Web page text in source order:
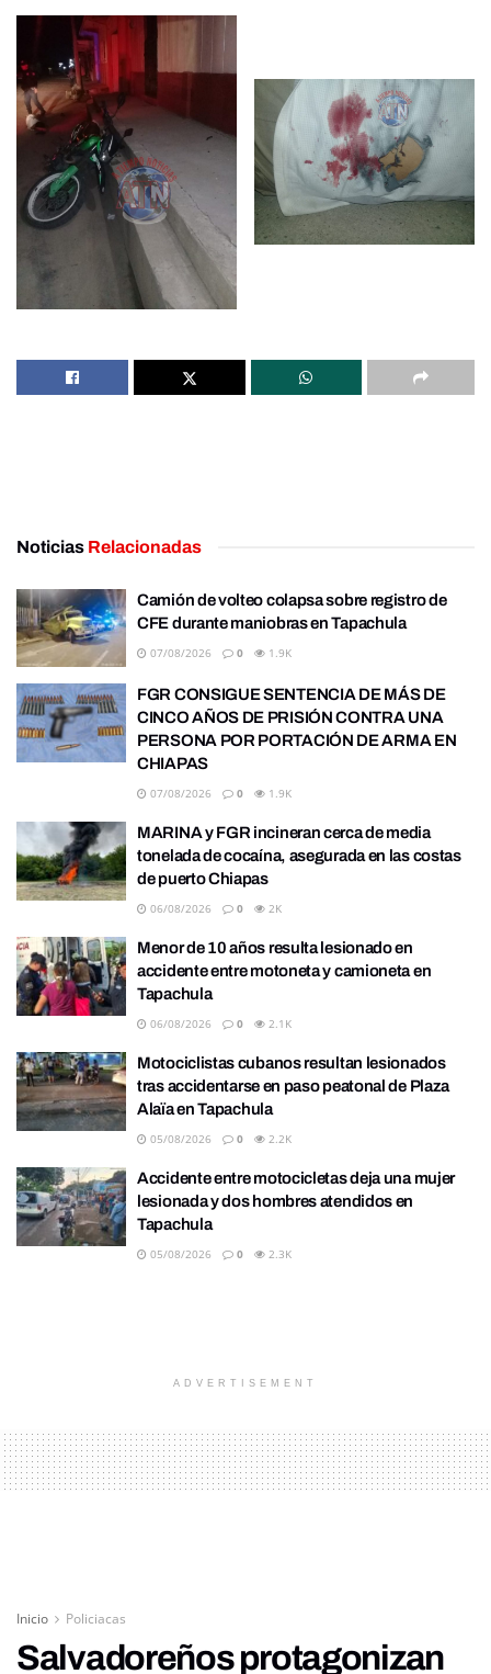
Noticias Relacionadas
Camión de volteo colapsa sobre registro de
CFE durante maniobras en Tapachula
07/08/2026 0 1.9K
FGR CONSIGUE SENTENCIA DE MÁS DE
CINCO AÑOS DE PRISIÓN CONTRA UNA
PERSONA POR PORTACIÓN DE ARMA EN
CHIAPAS
07/08/2026 0 1.9K
MARINA y FGR incineran cerca de media
tonelada de cocaína, asegurada en las costas
de puerto Chiapas
06/08/2026 0 2K
Menor de 10 años resulta lesionado en
accidente entre motoneta y camioneta en
Tapachula
06/08/2026 0 2.1K
Motociclistas cubanos resultan lesionados
tras accidentarse en paso peatonal de Plaza
Alaïa en Tapachula
05/08/2026 0 2.2K
Accidente entre motocicletas deja una mujer
lesionada y dos hombres atendidos en
Tapachula
05/08/2026 0 2.3K
ADVERTISEMENT
Inicio Policiacas
Salvadoreños protagonizan